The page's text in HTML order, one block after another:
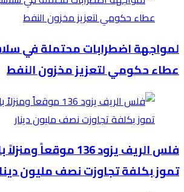
لمواجهة اضطرابات محتملة في
عطاء حكومي لتعزيز مخزون النفط
فلس الريف يزود 136
تموز بكلفة تجاوزت نصف مليون